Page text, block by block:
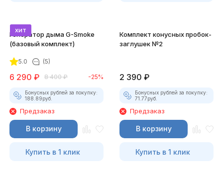
хит
Генератор дыма G-Smoke
(базовый комплект)
5.0 (5)
6 290 ₽ 8 400 ₽ -25%
Бонусных рублей за покупку:
188.89руб.
Предзаказ
В корзину
Купить в 1 клик
Комплект конусных пробок-
заглушек №2
2 390 ₽
Бонусных рублей за покупку:
71.77руб.
Предзаказ
В корзину
Купить в 1 клик